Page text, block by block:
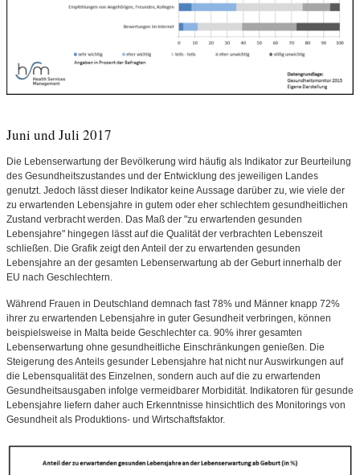
Juni und Juli 2017
Die Lebenserwartung der Bevölkerung wird häufig als Indikator zur Beurteilung
des Gesundheitszustandes und der Entwicklung des jeweiligen Landes
genutzt. Jedoch lässt dieser Indikator keine Aussage darüber zu, wie viele der
zu erwartenden Lebensjahre in gutem oder eher schlechtem gesundheitlichen
Zustand verbracht werden. Das Maß der "zu erwartenden gesunden
Lebensjahre" hingegen lässt auf die Qualität der verbrachten Lebenszeit
schließen. Die Grafik zeigt den Anteil der zu erwartenden gesunden
Lebensjahre an der gesamten Lebenserwartung ab der Geburt innerhalb der
EU nach Geschlechtern.
Während Frauen in Deutschland demnach fast 78% und Männer knapp 72%
ihrer zu erwartenden Lebensjahre in guter Gesundheit verbringen, können
beispielsweise in Malta beide Geschlechter ca. 90% ihrer gesamten
Lebenserwartung ohne gesundheitliche Einschränkungen genießen. Die
Steigerung des Anteils gesunder Lebensjahre hat nicht nur Auswirkungen auf
die Lebensqualität des Einzelnen, sondern auch auf die zu erwartenden
Gesundheitsausgaben infolge vermeidbarer Morbidität. Indikatoren für gesunde
Lebensjahre liefern daher auch Erkenntnisse hinsichtlich des Monitorings von
Gesundheit als Produktions- und Wirtschaftsfaktor.